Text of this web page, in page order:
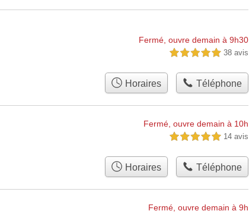
Fermé, ouvre demain à 9h30
5,0 étoiles sur 5 38 avis
Horaires Téléphone
Fermé, ouvre demain à 10h
5,0 étoiles sur 5 14 avis
Horaires Téléphone
Fermé, ouvre demain à 9h